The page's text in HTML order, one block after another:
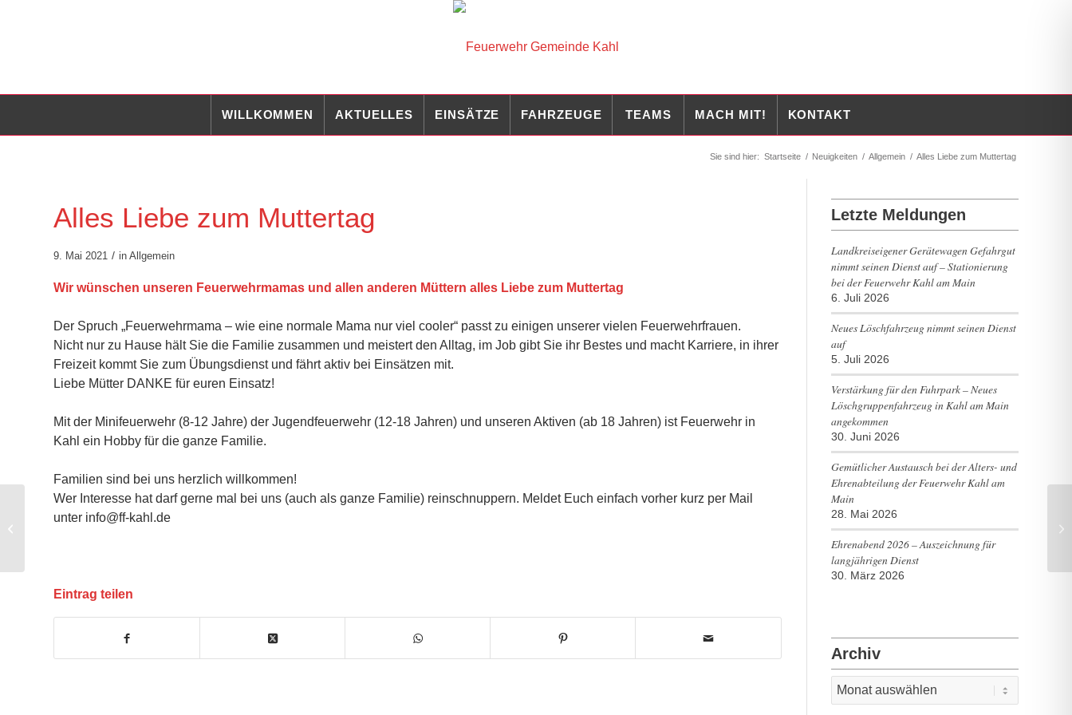
WILLKOMMEN AKTUELLES EINSÄTZE FAHRZEUGE TEAMS MACH MIT! KONTAKT
Sie sind hier: Startseite / Neuigkeiten / Allgemein / Alles Liebe zum Muttertag
Alles Liebe zum Muttertag
9. Mai 2021 / in Allgemein
Wir wünschen unseren Feuerwehrmamas und allen anderen Müttern alles Liebe zum Muttertag
Der Spruch „Feuerwehrmama – wie eine normale Mama nur viel cooler“ passt zu einigen unserer vielen Feuerwehrfrauen.
Nicht nur zu Hause hält Sie die Familie zusammen und meistert den Alltag, im Job gibt Sie ihr Bestes und macht Karriere, in ihrer
Freizeit kommt Sie zum Übungsdienst und fährt aktiv bei Einsätzen mit.
Liebe Mütter DANKE für euren Einsatz!
Mit der Minifeuerwehr (8-12 Jahre) der Jugendfeuerwehr (12-18 Jahren) und unseren Aktiven (ab 18 Jahren) ist Feuerwehr in
Kahl ein Hobby für die ganze Familie.
Familien sind bei uns herzlich willkommen!
Wer Interesse hat darf gerne mal bei uns (auch als ganze Familie) reinschnuppern. Meldet Euch einfach vorher kurz per Mail
unter info@ff-kahl.de
Eintrag teilen
Letzte Meldungen
Landkreiseigener Gerätewagen Gefahrgut
nimmt seinen Dienst auf – Stationierung
bei der Feuerwehr Kahl am Main
6. Juli 2026
Neues Löschfahrzeug nimmt seinen Dienst
auf
5. Juli 2026
Verstärkung für den Fuhrpark – Neues
Löschgruppenfahrzeug in Kahl am Main
angekommen
30. Juni 2026
Gemütlicher Austausch bei der Alters- und
Ehrenabteilung der Feuerwehr Kahl am
Main
28. Mai 2026
Ehrenabend 2026 – Auszeichnung für
langjährigen Dienst
30. März 2026
Archiv
Unsere Minis machen